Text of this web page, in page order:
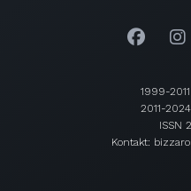
1999-
2011-
ISSN
Kontakt: